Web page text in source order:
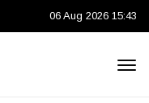
06 Aug 2026 15:43